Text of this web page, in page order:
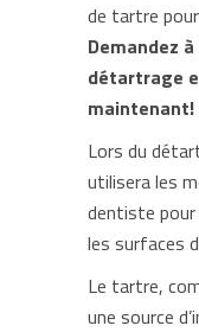
de tartre
Demandez
détartrage
maintenant!
Lors du
utilisera les
dentiste
les surfaces
Le tartre,
une source